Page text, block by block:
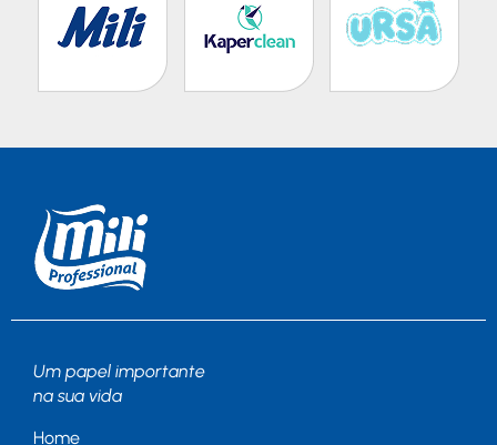
Um papel importante
na sua vida
Home